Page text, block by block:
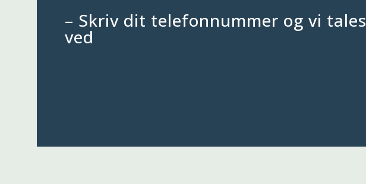
– Skriv dit telefonnummer og vi tales
ved